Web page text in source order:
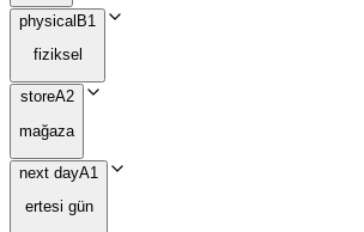
physicalB1
fiziksel
storeA2
mağaza
next dayA1
ertesi gün